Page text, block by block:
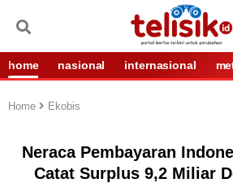
home nasional internasional
Home Ekobis
Neraca Pembayaran
Catat Surplus 9,2 Miliar